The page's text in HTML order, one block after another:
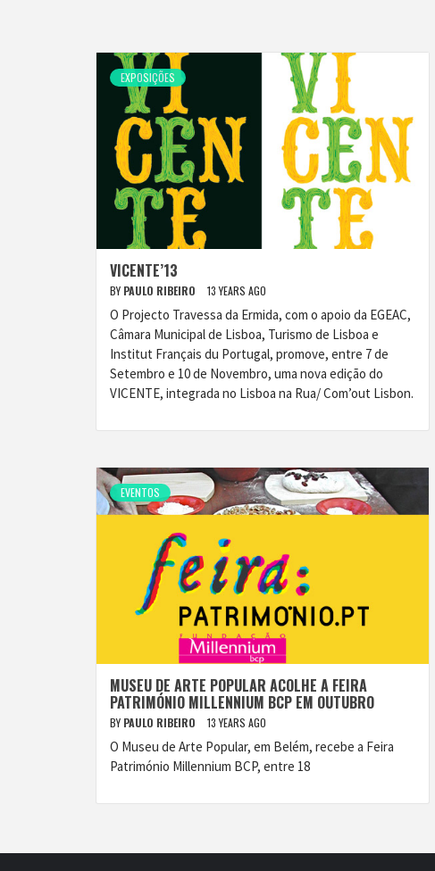
EXPOSIÇÕES
VICENTE’13
BY PAULO RIBEIRO 13 YEARS AGO
O Projecto Travessa da Ermida, com o apoio da EGEAC,
Câmara Municipal de Lisboa, Turismo de Lisboa e
Institut Français du Portugal, promove, entre 7 de
Setembro e 10 de Novembro, uma nova edição do
VICENTE, integrada no Lisboa na Rua/ Com’out Lisbon.
EVENTOS
MUSEU DE ARTE POPULAR ACOLHE A FEIRA
PATRIMÓNIO MILLENNIUM BCP EM OUTUBRO
BY PAULO RIBEIRO 13 YEARS AGO
O Museu de Arte Popular, em Belém, recebe a Feira
Património Millennium BCP, entre 18